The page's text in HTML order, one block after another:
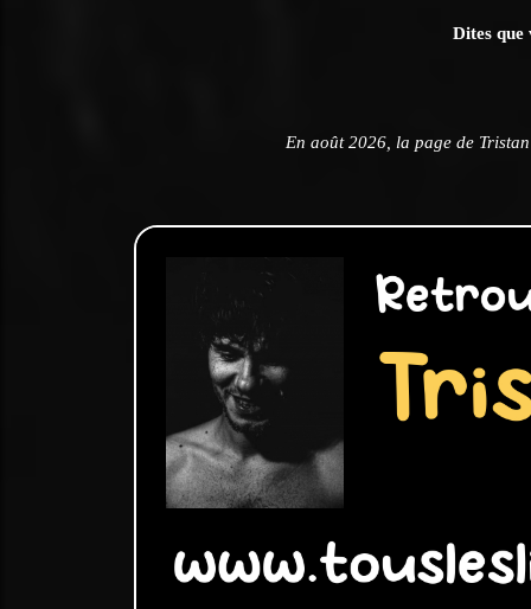
Dites que
En août 2026, la page de